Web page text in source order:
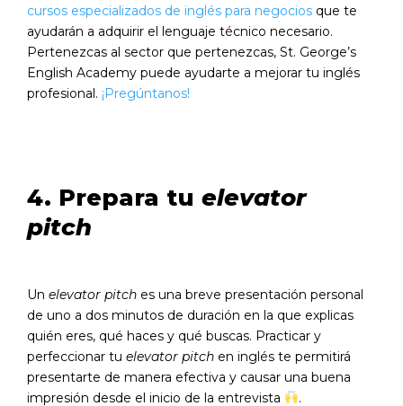
cursos especializados de inglés para negocios que te
ayudarán a adquirir el lenguaje técnico necesario.
Pertenezcas al sector que pertenezcas, St. George’s
English Academy puede ayudarte a mejorar tu inglés
profesional. ¡Pregúntanos!
4. Prepara tu elevator
pitch
Un elevator pitch es una breve presentación personal
de uno a dos minutos de duración en la que explicas
quién eres, qué haces y qué buscas. Practicar y
perfeccionar tu elevator pitch en inglés te permitirá
presentarte de manera efectiva y causar una buena
impresión desde el inicio de la entrevista
.